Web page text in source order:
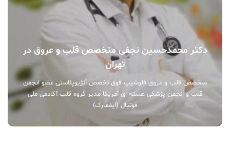
دکتر محمدحسین نجفی متخصص قلب و عروق در
تهران
متخصص قلب و عروق فلوشیپ فوق تخصص آنژیوپلاستی عضو انجمن
قلب و انجمن پزشکی هسته ای آمریکا مدیر گروه قلب آکادمی ملی
فوتبال (ایفمارک)